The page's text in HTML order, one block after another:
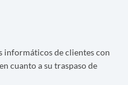
informáticos de clientes con
cuanto a su traspaso de